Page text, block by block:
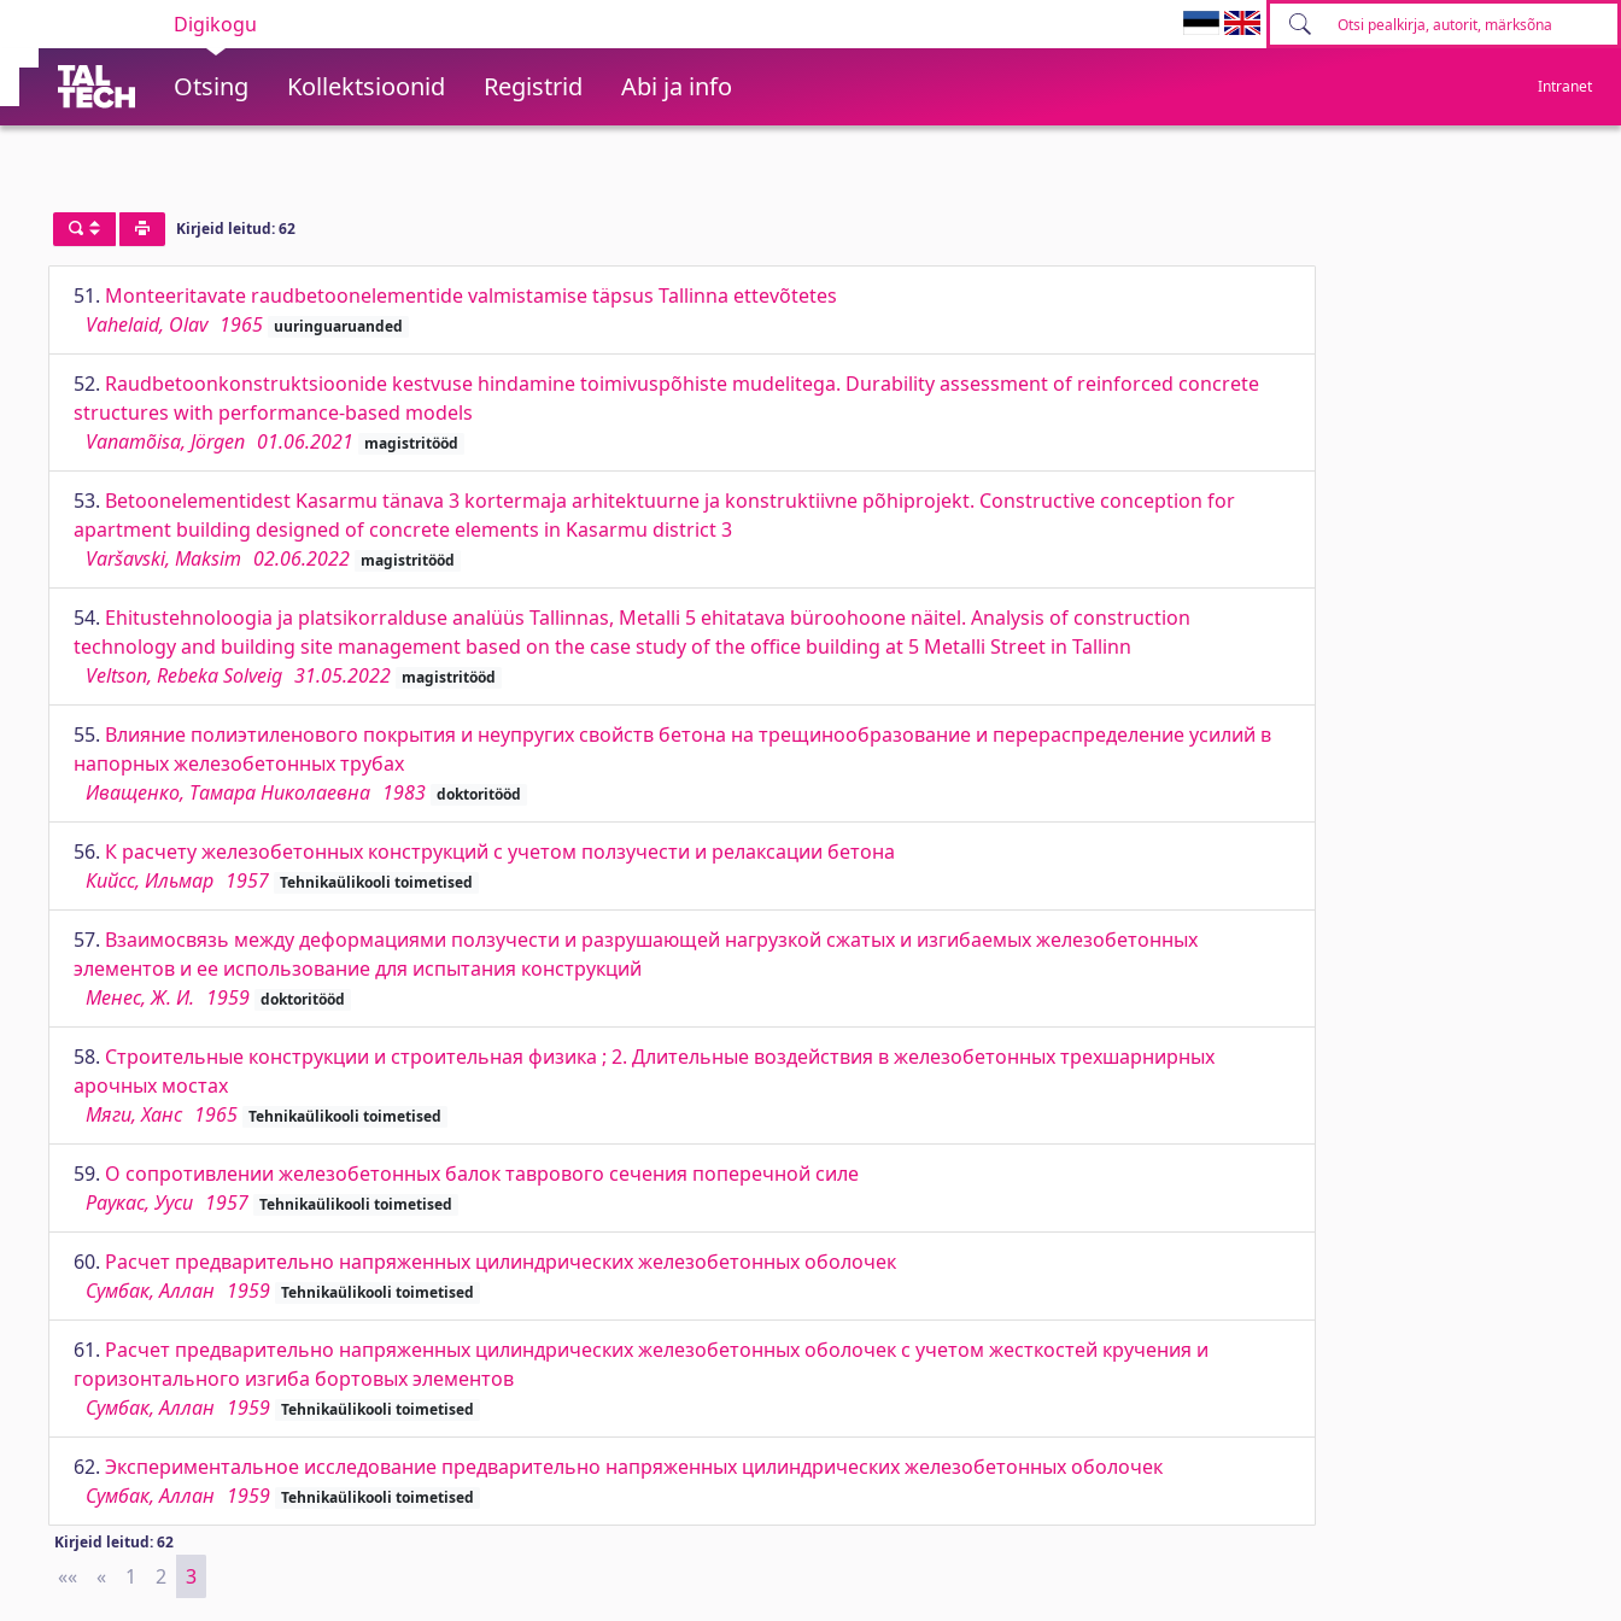
Digikogu
Otsing Kollektsioonid Registrid Abi ja info Intranet
Kirjeid leitud: 62
51. Monteeritavate raudbetoonelementide valmistamise täpsus Tallinna ettevõtetes
Vahelaid, Olav 1965 uuringuaruanded
52. Raudbetoonkonstruktsioonide kestvuse hindamine toimivuspõhiste mudelitega. Durability assessment of reinforced concrete
structures with performance-based models
Vanamõisa, Jörgen 01.06.2021 magistritööd
53. Betoonelementidest Kasarmu tänava 3 kortermaja arhitektuurne ja konstruktiivne põhiprojekt. Constructive conception for
apartment building designed of concrete elements in Kasarmu district 3
Varšavski, Maksim 02.06.2022 magistritööd
54. Ehitustehnoloogia ja platsikorralduse analüüs Tallinnas, Metalli 5 ehitatava büroohoone näitel. Analysis of construction
technology and building site management based on the case study of the office building at 5 Metalli Street in Tallinn
Veltson, Rebeka Solveig 31.05.2022 magistritööd
55. Влияние полиэтиленового покрытия и неупругих свойств бетона на трещинообразование и перераспределение усилий в
напорных железобетонных трубах
Иващенко, Тамара Николаевна 1983 doktoritööd
56. К расчету железобетонных конструкций с учетом ползучести и релаксации бетона
Кийсс, Ильмар 1957 Tehnikaülikooli toimetised
57. Взаимосвязь между деформациями ползучести и разрушающей нагрузкой сжатых и изгибаемых железобетонных
элементов и ее использование для испытания конструкций
Менес, Ж. И. 1959 doktoritööd
58. Строительные конструкции и строительная физика ; 2. Длительные воздействия в железобетонных трехшарнирных
арочных мостах
Мяги, Ханс 1965 Tehnikaülikooli toimetised
59. О сопротивлении железобетонных балок таврового сечения поперечной силе
Раукас, Ууси 1957 Tehnikaülikooli toimetised
60. Расчет предварительно напряженных цилиндрических железобетонных оболочек
Сумбак, Аллан 1959 Tehnikaülikooli toimetised
61. Расчет предварительно напряженных цилиндрических железобетонных оболочек с учетом жесткостей кручения и
горизонтального изгиба бортовых элементов
Сумбак, Аллан 1959 Tehnikaülikooli toimetised
62. Экспериментальное исследование предварительно напряженных цилиндрических железобетонных оболочек
Сумбак, Аллан 1959 Tehnikaülikooli toimetised
Kirjeid leitud: 62
«« First
« Previous
1 2 3